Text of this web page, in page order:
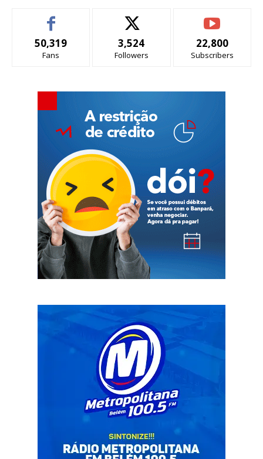
50,319
Fans
3,524
Followers
22,800
Subscribers